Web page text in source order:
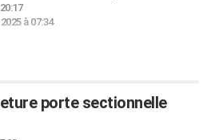
à 07:34
porte sectionnelle